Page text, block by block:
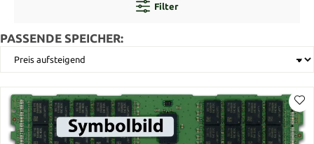
Filter
PASSENDE SPEICHER: